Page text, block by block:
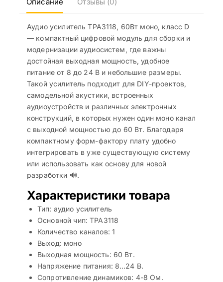
Описание Отзывы (0)
Аудио усилитель TPA3118, 60Вт моно, класс D
— компактный цифровой модуль для сборки и
модернизации аудиосистем, где важны
достойная выходная мощность, удобное
питание от 8 до 24 В и небольшие размеры.
Такой усилитель подходит для DIY-проектов,
самодельной акустики, встроенных
аудиоустройств и различных электронных
конструкций, в которых нужен один моно канал
с выходной мощностью до 60 Вт. Благодаря
компактному форм-фактору плату удобно
интегрировать в уже существующую систему
или использовать как основу для новой
разработки 🔊.
Характеристики товара
Тип: аудио усилитель
Основной чип: TPA3118
Количество каналов: 1
Выход: моно
Выходная мощность: 60 Вт.
Напряжение питания: 8…24 В.
Сопротивление динамиков: 4-8 Ом.